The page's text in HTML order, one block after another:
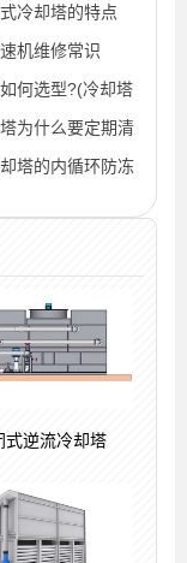
冷却塔的特点
式冷却塔安装)
机维修常识
何选型?(冷却塔
)
为什么要定期清
却塔清洗方案)
塔的内循环防冻
式逆流冷却塔